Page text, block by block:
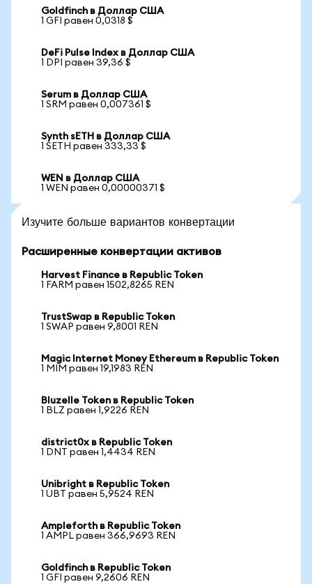
Goldfinch в Доллар США
1 GFI равен 0,0318 $
DeFi Pulse Index в Доллар США
1 DPI равен 39,36 $
Serum в Доллар США
1 SRM равен 0,007361 $
Synth sETH в Доллар США
1 SETH равен 333,33 $
WEN в Доллар США
1 WEN равен 0,00000371 $
Изучите больше вариантов конвертации
Расширенные конвертации активов
Harvest Finance в Republic Token
1 FARM равен 1502,8265 REN
TrustSwap в Republic Token
1 SWAP равен 9,8001 REN
Magic Internet Money Ethereum в Republic Token
1 MIM равен 19,1983 REN
Bluzelle Token в Republic Token
1 BLZ равен 1,9226 REN
district0x в Republic Token
1 DNT равен 1,4434 REN
Unibright в Republic Token
1 UBT равен 5,9524 REN
Ampleforth в Republic Token
1 AMPL равен 366,9693 REN
Goldfinch в Republic Token
1 GFI равен 9,2606 REN